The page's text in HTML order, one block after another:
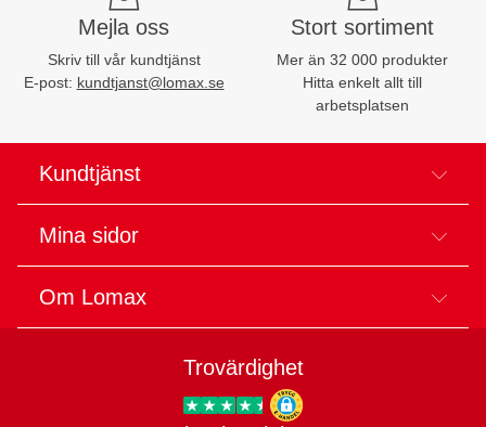
Mejla oss
Skriv till vår kundtjänst
E-post: kundtjanst@lomax.se
Stort sortiment
Mer än 32 000 produkter
Hitta enkelt allt till
arbetsplatsen
Kundtjänst
Mina sidor
Om Lomax
Trovärdighet